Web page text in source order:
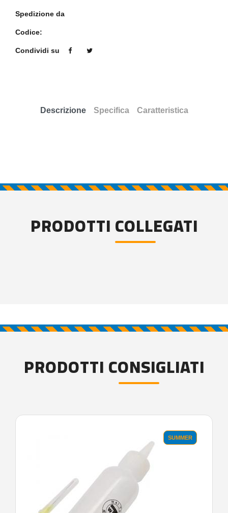
Spedizione da
Codice:
Condividi su
Descrizione Specifica Caratteristica
PRODOTTI COLLEGATI
PRODOTTI CONSIGLIATI
SUMMER